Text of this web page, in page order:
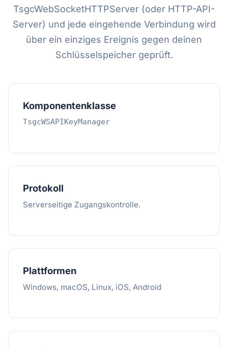
TsgcWebSocketHTTPServer (oder HTTP-API-
Server) und jede eingehende Verbindung wird
über ein einziges Ereignis gegen deinen
Schlüsselspeicher geprüft.
Komponentenklasse
TsgcWSAPIKeyManager
Protokoll
Serverseitige Zugangskontrolle.
Plattformen
Windows, macOS, Linux, iOS, Android